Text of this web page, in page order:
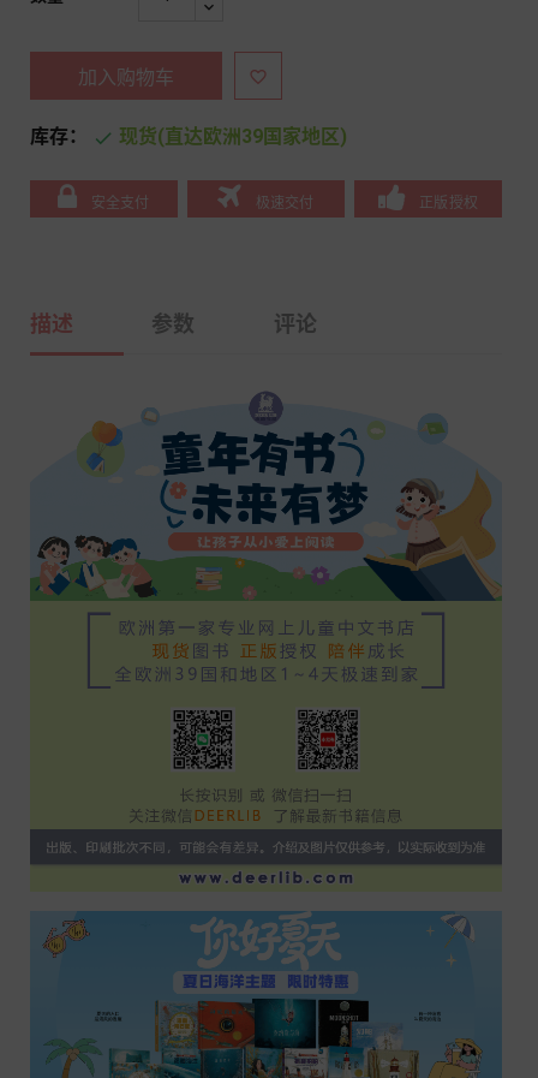
加入购物车 
库存：  现货(直达欧洲39国家地区)
安全支付 极速交付 正版授权
描述 参数 评论